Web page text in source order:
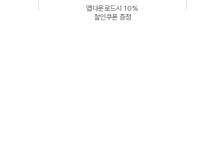
앱다운로드시 10%
할인쿠폰 증정